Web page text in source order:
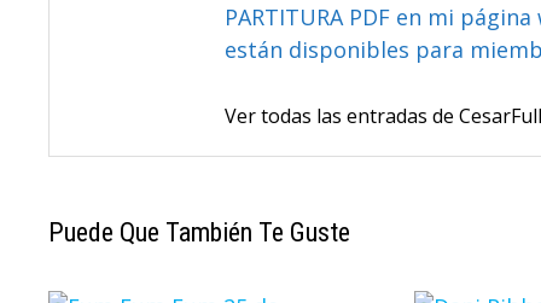
PARTITURA PDF en mi
están disponibles para
Ver todas las entradas de
Puede Que También Te Guste